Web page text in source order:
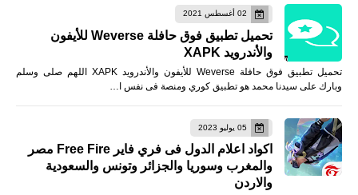
02 أغسطس 2021
تحميل تطبيق فوق حافلة Weverse للأيفون
والأندرويد XAPK
تحميل تطبيق فوق حافلة Weverse للأيفون والأندرويد XAPK اللهم صلى وسلم
وبارك على سيدنا محمد هو تطبيق كوري ومنصة فى نفس ا…
05 يوليو 2023
اكواد اعلام الدول فى فري فاير Free Fire مصر
والمغرب وسوريا والجزائر وتونس والسعودية
والاردن